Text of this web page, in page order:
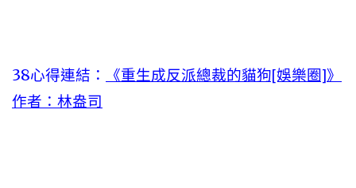
38心得連結：
《重生成反派總裁的貓狗[娛樂圈]》
作者：林盎司